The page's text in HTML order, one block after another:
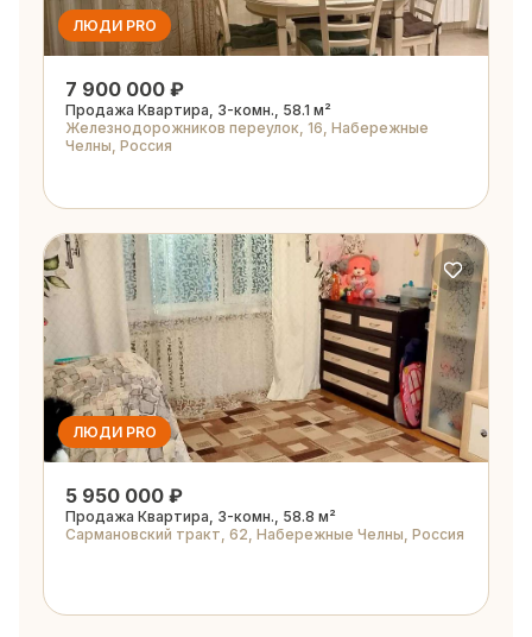
ЛЮДИ PRO
7 900 000 ₽
Продажа Квартира, 3-комн., 58.1 м²
Железнодорожников переулок, 16, Набережные
Челны, Россия
ЛЮДИ PRO
5 950 000 ₽
Продажа Квартира, 3-комн., 58.8 м²
Сармановский тракт, 62, Набережные Челны, Россия